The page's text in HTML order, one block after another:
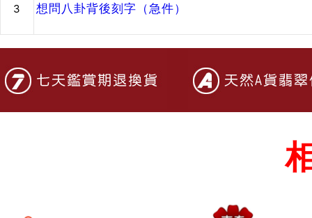
3 想問八卦背後刻字（急件）